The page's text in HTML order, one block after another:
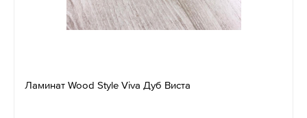
Ламинат Wood Style Viva Дуб Виста